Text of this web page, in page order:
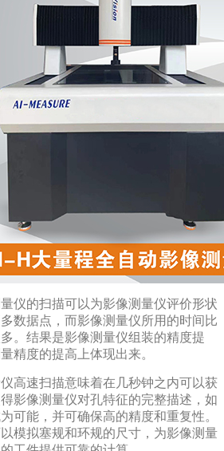
测量仪的扫描可以为影像测量仪评价形状
数据点，而影像测量仪所用的时间比
。结果是影像测量仪组装的精度提
精度的提高上体现出来。
仪高速扫描意味着在几秒钟之内可以获
影像测量仪对孔特征的完整描述，如
可能，并可确保高的精度和重复性。
以模拟塞规和环规的尺寸，为影像测量